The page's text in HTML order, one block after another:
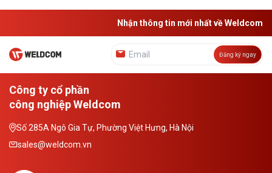
Nhận thông tin mới nhất về Weldcom
Đăng ký ngay
Công ty cổ phần
công nghiệp Weldcom
Số 285A Ngô Gia Tự, Phường Việt Hưng, Hà Nội
sales@weldcom.vn